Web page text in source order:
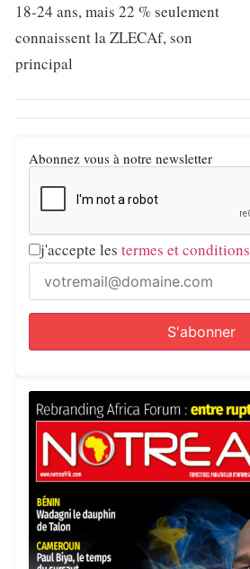
18-24 ans, mais 22 % seulement
connaissent la ZLECAf, son
principal
Abonnez vous à notre newsletter
j'accepte les termes et conditions